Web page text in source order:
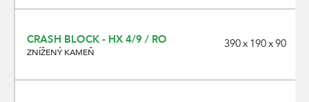
CRASH BLOCK - HX 4/9 / RO
ZNÍŽENÝ KAMEŇ
390 x 190 x 90